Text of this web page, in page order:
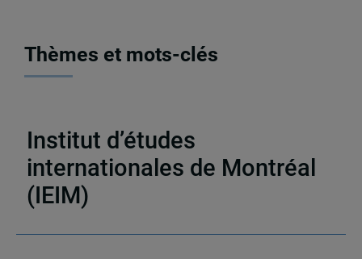
Thèmes et mots-clés
internationales de Montréal (IEIM)
Institut d’études
internationales de Montréal
(IEIM)